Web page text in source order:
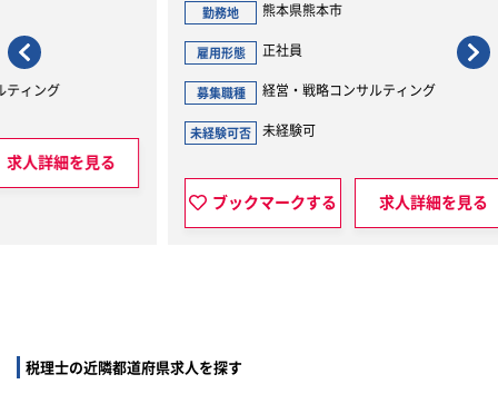
熊本県熊本市
正社員
経営・戦略コンサルティング
未経験可
ブックマークする 求人詳細を見る
雇用
税理士の近隣都道府県求人を探す